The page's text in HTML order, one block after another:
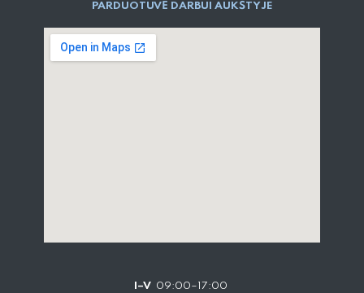
PARDUOTUVĖ DARBUI AUKŠTYJE
I–V 09:00–17:00